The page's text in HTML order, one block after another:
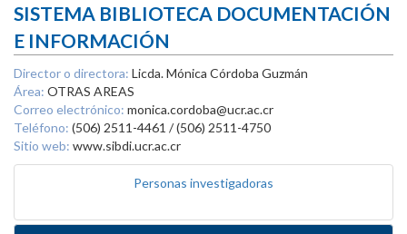
SISTEMA BIBLIOTECA DOCUMENTACIÓN
E INFORMACIÓN
Director o directora: Licda. Mónica Córdoba Guzmán
Área: OTRAS AREAS
Correo electrónico: monica.cordoba@ucr.ac.cr
Teléfono: (506) 2511-4461 / (506) 2511-4750
Sitio web: www.sibdi.ucr.ac.cr
Personas investigadoras